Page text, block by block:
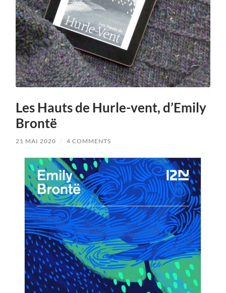
Les Hauts de Hurle-vent, d’Emily
Brontë
21 MAI 2020 / 4 COMMENTS